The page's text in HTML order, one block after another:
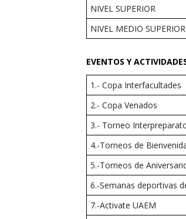
NIVEL SUPERIOR
NIVEL MEDIO SUPERIOR
EVENTOS Y
1.- Copa Interfacultades
2.- Copa Venados
3.- Torneo
4.-Torneos de
5.-Torneos de
6.-Semanas deportivas
7.-Activate UAEM